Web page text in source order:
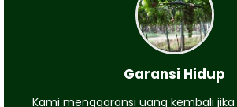
Garansi Hidup
Kami menggaransi uang kembali